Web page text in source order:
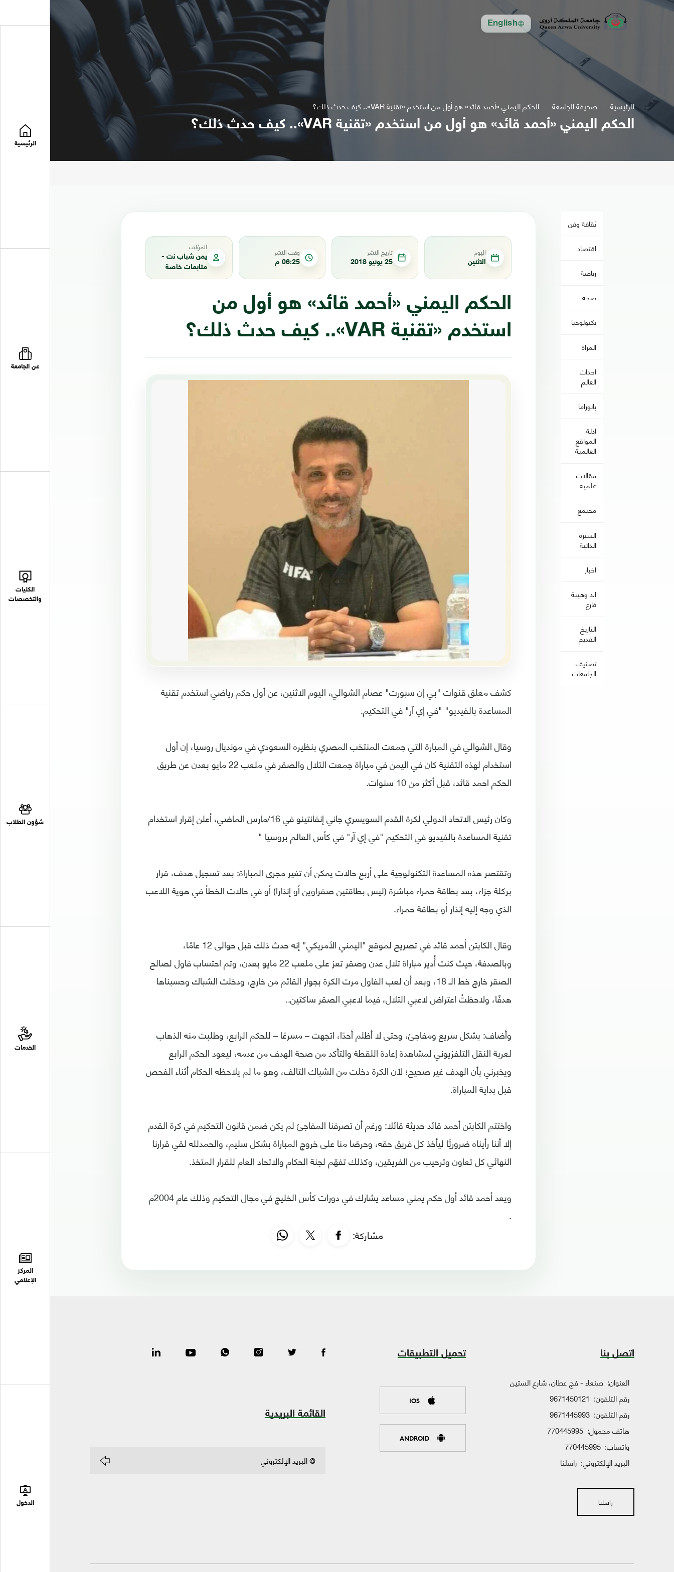
English
الرئيسية
عن الجامعة
الكليات
والتخصصات
شؤون الطلاب
الخدمات
المركز
الإعلامي
الدخول
الرئيسية صحيفة الجامعة الحكم اليمني «أحمد قائد» هو أول من استخدم «تقنية VAR».. كيف حدث ذلك؟
الحكم اليمني «أحمد قائد» هو أول من استخدم «تقنية VAR».. كيف حدث ذلك؟
ثقافة وفن
اقتصاد
رياضة
صحه
تكنولوجيا
المراة
احداث
العالم
بانوراما
ادلة
المواقع
العالمية
مقالات
علمية
مجتمع
السيرة
الذاتية
اخبار
ا.د وهيبة
فارع
التاريخ
القديم
تصنيف
الجامعات
اليوم
الاثنين
تاريخ النشر
25 يونيو 2018
وقت النشر
06:25 م
المؤلف
يمن شباب نت -
متابعات خاصة
الحكم اليمني «أحمد قائد» هو أول من
استخدم «تقنية VAR».. كيف حدث ذلك؟
كشف معلق قنوات "بي إن سبورت" عصام الشوالي، اليوم الاثنين، عن أول حكم رياضي استخدم تقنية
المساعدة بالفيديو" "في إي آر" في التحكيم.
وقال الشوالي في المبارة التي جمعت المنتخب المصري بنظيره السعودي في مونديال روسيا، إن أول
استخدام لهذه التقنية كان في اليمن في مباراة جمعت التلال والصقر في ملعب 22 مايو بعدن عن طريق
الحكم احمد قائد، قبل أكثر من 10 سنوات.
وكان رئيس الاتحاد الدولي لكرة القدم السويسري جاني إنفانتينو في 16/مارس الماضي، أعلن إقرار استخدام
تقنية المساعدة بالفيديو في التحكيم "في إي آر" في كأس العالم بروسيا "
وتقتصر هذه المساعدة التكنولوجية على أربع حالات يمكن أن تغير مجرى المباراة: بعد تسجيل هدف، قرار
بركلة جزاء، بعد بطاقة حمراء مباشرة (ليس بطاقتين صفراوين أو إنذارا) أو في حالات الخطأ في هوية اللاعب
الذي وجه إليه إنذار أو بطاقة حمراء.
وقال الكابتن أحمد قائد في تصريح لموقع "اليمني الأمريكي" إنه حدث ذلك قبل حوالى 12 عامًا،
وبالصدفة، حيث كنت أُدير مباراة تلال عدن وصقر تعز على ملعب 22 مايو بعدن، وتم احتساب فاول لصالح
الصقر خارج خط الـ 18، وبعد أن لعب الفاول مرت الكرة بجوار القائم من خارج، ودخلت الشباك وحسبناها
هدفًا، ولاحظتُ اعتراض لاعبي التلال، فيما لاعبي الصقر ساكتين..
وأضاف: بشكل سريع ومفاجئ، وحتى لا أظلم أحدًا، اتجهت – مسرعًا – للحكم الرابع، وطلبت منه الذهاب
لعربة النقل التلفزيوني لمشاهدة إعادة اللقطة والتأكد من صحة الهدف من عدمه، ليعود الحكم الرابع
ويخبرني بأن الهدف غير صحيح؛ لأن الكرة دخلت من الشباك التالف، وهو ما لم يلاحظه الحكام أثناء الفحص
قبل بداية المباراة.
واختتم الكابتن أحمد قائد حديثة قائلا: ورغم أن تصرفنا المفاجئ لم يكن ضمن قانون التحكيم في كرة القدم
إلا أننا رأيناه ضروريًّا ليأخذ كل فريق حقه، وحرصًا منا على خروج المباراة بشكل سليم، والحمدلله لقي قرارنا
النهائي كل تعاون وترحيب من الفريقين، وكذلك تفهّم لجنة الحكام والاتحاد العام للقرار المتخذ.
ويعد أحمد قائد أول حكم يمني مساعد يشارك في دورات كأس الخليج في مجال التحكيم وذلك عام 2004م
.
مشاركة:
اتصل بنا
العنوان: صنعاء - فج عطان، شارع الستين
رقم التلفون: 9671450121
رقم التلفون: 9671445993
هاتف محمول: 770445995
واتساب: 770445995
البريد الإلكتروني: راسلنا
راسلنا
تحميل التطبيقات
IOS
ANDROID
القائمة البريدية